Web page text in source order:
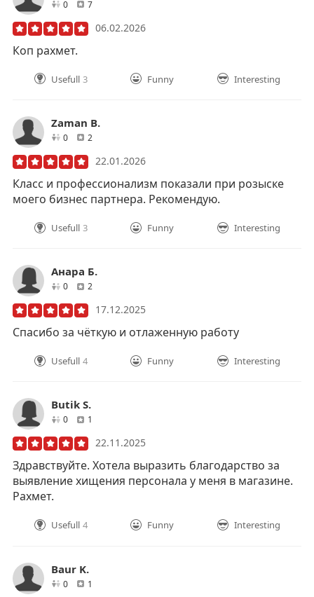
0друзей
7отзывов
06.02.2026
Коп рахмет.
Usefull 3 Funny Interesting
Zaman B.
0друзей
2
22.01.2026
Класс и профессионализм показали при розыске
моего бизнес партнера. Рекомендую.
Usefull 3 Funny Interesting
Анара Б.
0друзей
2
17.12.2025
Спасибо за чёткую и отлаженную работу
Usefull 4 Funny Interesting
Butik S.
0друзей1
22.11.2025
Здравствуйте. Хотела выразить благодарство за
выявление хищения персонала у меня в магазине.
Рахмет.
Usefull 4 Funny Interesting
Baur K.
0друзей1